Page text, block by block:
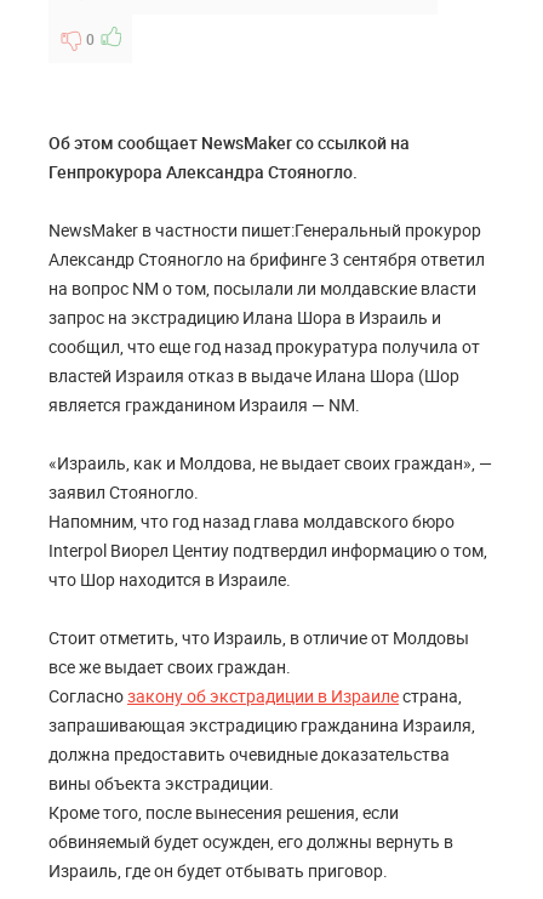
0
Об этом сообщает NewsMaker со ссылкой на
Генпрокурора Александра Стояногло.
NewsMaker в частности пишет:Генеральный прокурор
Александр Стояногло на брифинге 3 сентября ответил
на вопрос NM о том, посылали ли молдавские власти
запрос на экстрадицию Илана Шора в Израиль и
сообщил, что еще год назад прокуратура получила от
властей Израиля отказ в выдаче Илана Шора (Шор
является гражданином Израиля — NM.
«Израиль, как и Молдова, не выдает своих граждан», —
заявил Стояногло.
Напомним, что год назад глава молдавского бюро
Interpol Виорел Центиу подтвердил информацию о том,
что Шор находится в Израиле.
Стоит отметить, что Израиль, в отличие от Молдовы
все же выдает своих граждан.
Согласнозакону об экстрадиции в Израилестрана,
запрашивающая экстрадицию гражданина Израиля,
должна предоставить очевидные доказательства
вины объекта экстрадиции.
Кроме того, после вынесения решения, если
обвиняемый будет осужден, его должны вернуть в
Израиль, где он будет отбывать приговор.